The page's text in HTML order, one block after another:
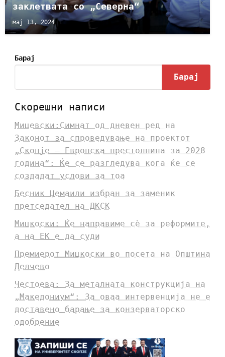
заклетвата со „Северна“
мај 13, 2024
Барај
Барај
Скорешни написи
Мицевски:Симнат од дневен ред на
Законот за спроведување на проектот
„Скопје – Европска престолнина за 2028
година“: Ќе се разгледува кога ќе се
создадат услови за тоа
Бесник Џемаили избран за заменик
претседател на ДКСК
Мицкоски: Ќе направиме сè за реформите,
а на ЕК е да суди
Премиерот Мицкоски во посета на Општина
Делчево
Честоева: За металната конструкција на
„Македониум“: За оваа интервенција не е
доставено барање за конзерваторско
одобрение